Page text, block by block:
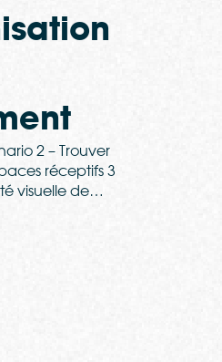
2 – Trouver
réceptifs 3
visuelle de…